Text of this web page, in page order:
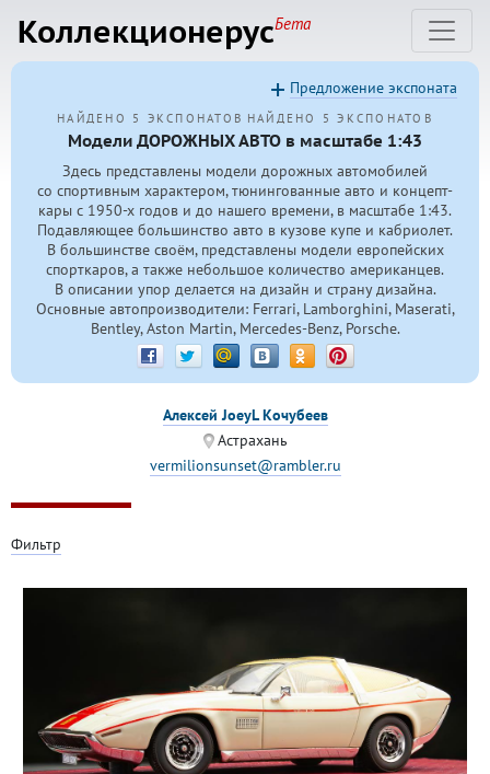
КоллекционерусБета
НАЙДЕНО 5 ЭКСПОНАТОВ НАЙДЕНО 5 ЭКСПОНАТОВ
Модели ДОРОЖНЫХ АВТО в масштабе 1:43
Здесь представлены модели дорожных автомобилей
со спортивным характером, тюнингованные авто и концепт-
кары с 1950-х годов и до нашего времени, в масштабе 1:43.
Подавляющее большинство авто в кузове купе и кабриолет.
В большинстве своём, представлены модели европейских
спорткаров, а также небольшое количество американцев.
В описании упор делается на дизайн и страну дизайна.
Основные автопроизводители: Ferrari, Lamborghini, Maserati,
Bentley, Aston Martin, Mercedes-Benz, Porsche.
Предложение экспоната
Алексей JoeyL Кочубеев
Астрахань
vermilionsunset@rambler.ru
Фильтр